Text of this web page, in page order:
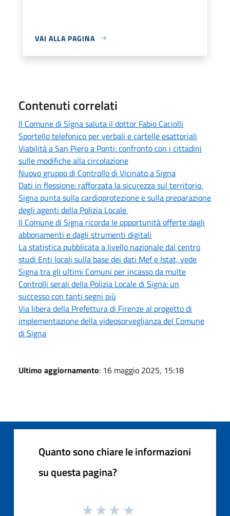
VAI ALLA PAGINA
Contenuti correlati
Il Comune di Signa saluta il dottor Fabio Caciolli
Sportello telefonico per verbali e cartelle esattoriali
Viabilità a San Piero a Ponti: confronto con i cittadini
sulle modifiche alla circolazione
Nuovo gruppo di Controllo di Vicinato a Signa
Dati in flessione: rafforzata la sicurezza sul territorio.
Signa punta sulla cardioprotezione e sulla preparazione
degli agenti della Polizia Locale
Il Comune di Signa ricorda le opportunità offerte dagli
abbonamenti e dagli strumenti digitali
La statistica pubblicata a livello nazionale dal centro
studi Enti locali sulla base dei dati Mef e Istat, vede
Signa tra gli ultimi Comuni per incasso da multe
Controlli serali della Polizia Locale di Signa: un
successo con tanti segni più
Via libera della Prefettura di Firenze al progetto di
implementazione della videosorveglianza del Comune
di Signa
Ultimo aggiornamento: 16 maggio 2025, 15:18
Quanto sono chiare le informazioni
su questa pagina?